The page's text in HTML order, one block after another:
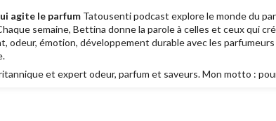
agite le parfum Tatousenti podcast explore le monde du
semaine, Bettina donne la parole à celles et ceux qui
odeur, émotion, développement durable avec les
et expert odeur, parfum et saveurs. Mon motto :